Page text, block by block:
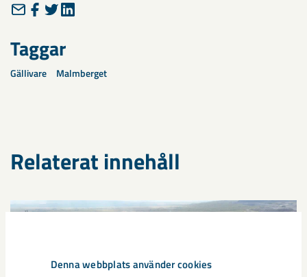
Denna webbplats använder cookies
Taggar
Gällivare Malmberget
Relaterat innehåll